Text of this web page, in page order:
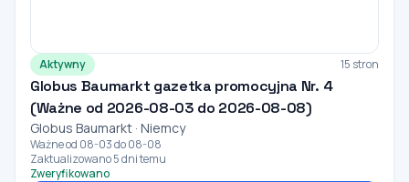
Aktywny 15 stron
Globus Baumarkt gazetka promocyjna Nr. 4
(Ważne od 2026-08-03 do 2026-08-08)
Globus Baumarkt · Niemcy
Ważne od 08-03 do 08-08
Zaktualizowano 5 dni temu
Zweryfikowano